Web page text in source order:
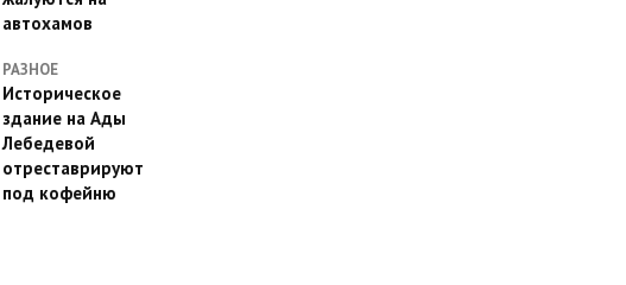
автохамов
РАЗНОЕ
Историческое
здание на Ады
Лебедевой
отреставрируют
под кофейню